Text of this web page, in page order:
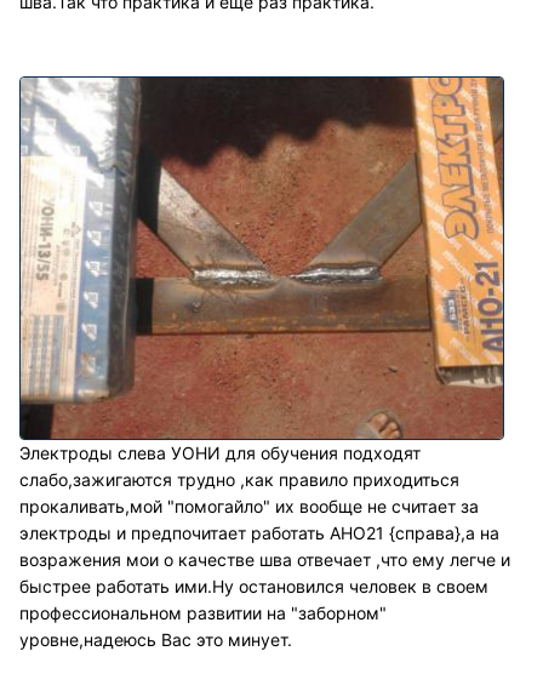
Электроды слева УОНИ для обучения подходят
слабо,зажигаются трудно ,как правило приходиться
прокаливать,мой "помогайло" их вообще не считает за
электроды и предпочитает работать АНО21 {справа},а на
возражения мои о качестве шва отвечает ,что ему легче и
быстрее работать ими.Ну остановился человек в своем
профессиональном развитии на "заборном"
уровне,надеюсь Вас это минует.